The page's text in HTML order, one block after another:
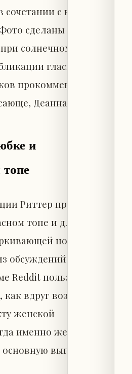
сочетании с короткими
сделаны на
солнечном свете.
гласила: «Ура!».
прокомментировал:
Деанна!».
и
Риттер предстала в
топе и длинной
ноги. В
обсуждений моделей
Reddit пользователь
вдруг возникают
женской
именно женщины
выгоду».